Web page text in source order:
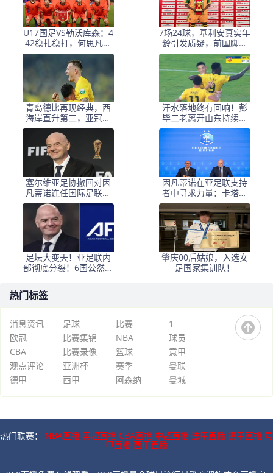
U17国足VS勒沃库森：4
42稳扎稳打，何思凡邝
兆镭领衔，赵松源冲锋
7场24球，基利安真实年
龄引发质疑，前国脚毛
剑卿称造假很正常
青岛德比再现经典，西
海岸直升第二，亚冠梦
想近在咫尺
汗水落地终有回响！彭
毕二老离开山东持续高
光，支持郑智以教练身
份征战亚冠
塞尔维亚足协撤回对因
凡蒂诺连任国际足联主
席的支持
因凡蒂诺在亚足联支持
者中寻求力量：卡塔尔
与阿联酋的立场引发关
注
足坛大变天！亚足联内
部彻底分裂！6国公然倒
肇庆00后姑娘，入选女
足国家集训队！
热门标签
消息资讯 足球 比赛
1
欧冠
比赛集锦 NBA
球员
CBA
比赛录像 篮球
意甲
观点评论
亚洲杯 赛季
曼联
德甲
西甲 阿森纳 曼城
热门联赛： NBA直播 英超直播 CBA直播 中超直播 法甲直播 德甲直播 意
甲直播 西甲直播